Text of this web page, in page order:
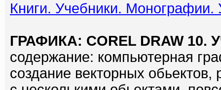
Книги. Учебники.
ГРАФИКА: COREL DRAW 10.
содержание: компьютерная
создание векторных